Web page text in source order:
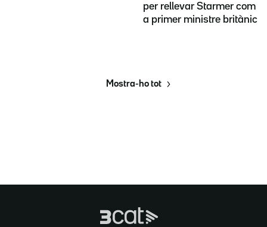
per rellevar Starmer com
a primer ministre britànic
Mostra-ho tot